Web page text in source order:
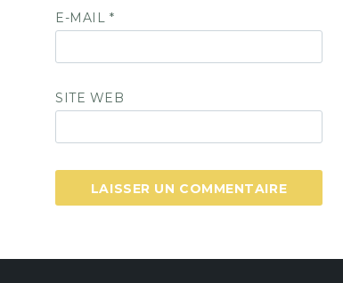
E-MAIL *
SITE WEB